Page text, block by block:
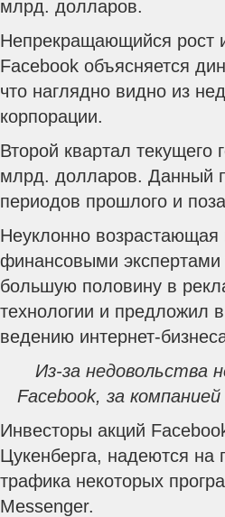
млрд. долларов.
Непрекращающийся рост
Facebook объясняется
что наглядно видно из
корпорации.
Второй квартал
млрд. долларов. Данный
периодов прошлого и
Неуклонно
финансовыми экспертами
большую половину в
технологии и предложил
ведению интернет-
Из-за недовольства
Facebook, за
Инвесторы акций
Цукенберга, надеются на
трафика некоторых
Messenger.